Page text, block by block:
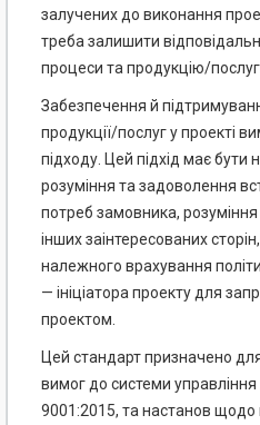
залучених до виконання
треба залишити
процеси та продукцію/
Забезпечення й
продукції/послуг у проекті
підходу. Цей підхід має бути
розуміння та задоволення
потреб замовника,
інших заінтересованих
належного врахування
— ініціатора проекту для
проектом.
Цей стандарт призначено
вимог до системи
9001:2015, та настанов щодо